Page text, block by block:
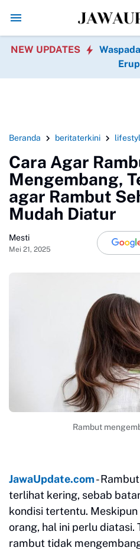
Kebakaran
NEW UPDATES
Beranda beritaterkini
Cara Agar
Mengembang,
agar Rambut
Mudah Diatur
Mesti
Mei 21, 2025
Rambut
JawaUpdate.com-
terlihat kering, sebab
kondisi tertentu.
orang, hal ini perlu diatasi.
rambut tidak